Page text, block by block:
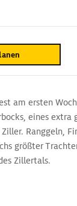
am ersten
eines
Ranggeln,
größter
Zillertals.